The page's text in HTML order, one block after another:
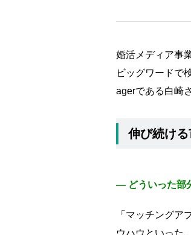
婚活メディア事
ビッグワードで
agerである白崎
伸び続け
― どういった部
「マッチング
ウハウといった